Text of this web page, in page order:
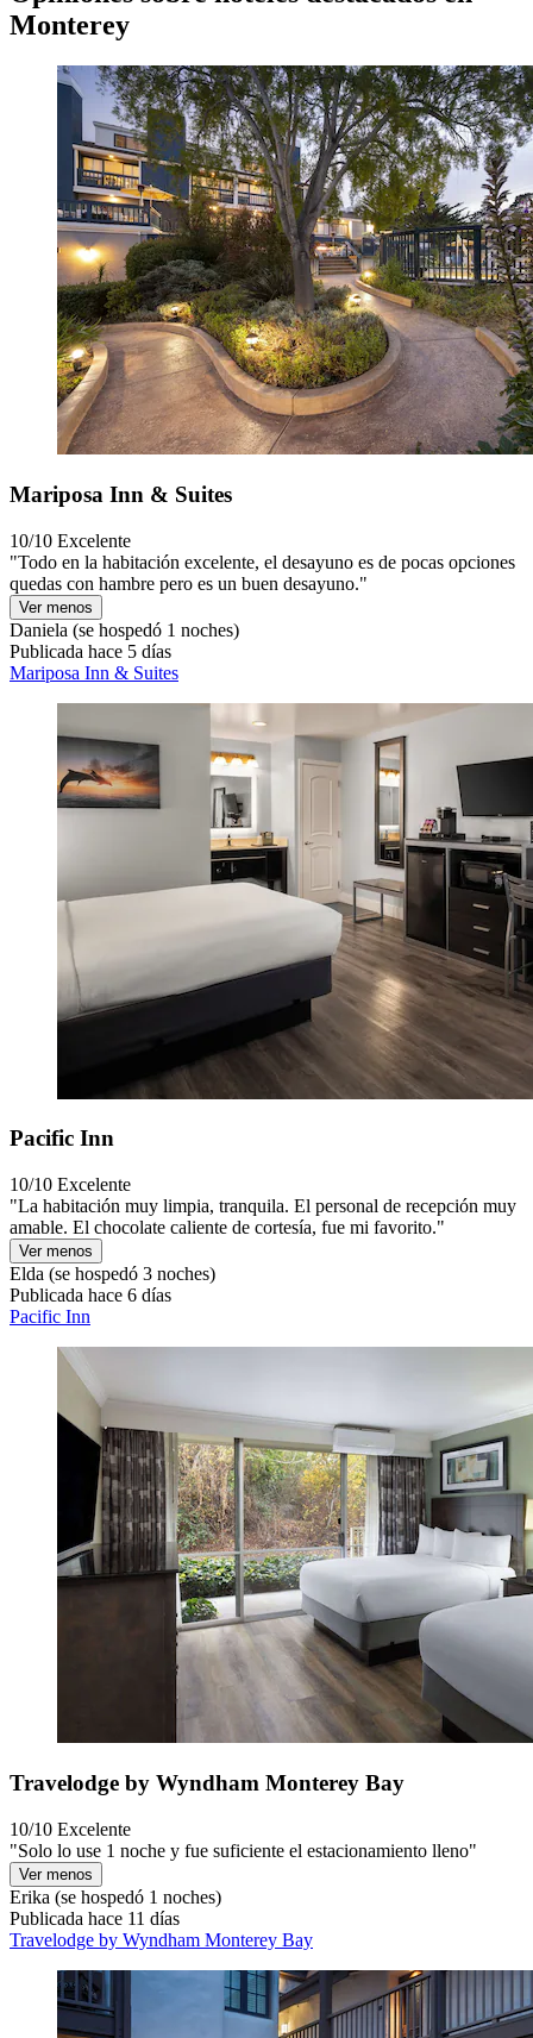
Monterey
Mariposa Inn & Suites
10/10 Excelente
"Todo en la habitación excelente, el desayuno es de pocas opciones
quedas con hambre pero es un buen desayuno."
Ver menos
Daniela (se hospedó 1 noches)
Publicada hace 5 días
Mariposa Inn & Suites
Pacific Inn
10/10 Excelente
"La habitación muy limpia, tranquila. El personal de recepción muy
amable. El chocolate caliente de cortesía, fue mi favorito."
Ver menos
Elda (se hospedó 3 noches)
Publicada hace 6 días
Pacific Inn
Travelodge by Wyndham Monterey Bay
10/10 Excelente
"Solo lo use 1 noche y fue suficiente el estacionamiento lleno"
Ver menos
Erika (se hospedó 1 noches)
Publicada hace 11 días
Travelodge by Wyndham Monterey Bay